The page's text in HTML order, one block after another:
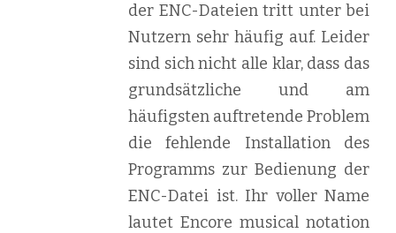
der ENC-Dateien tritt unter bei
Nutzern sehr häufig auf. Leider
sind sich nicht alle klar, dass das
grundsätzliche und am
häufigsten auftretende Problem
die fehlende Installation des
Programms zur Bedienung der
ENC-Datei ist. Ihr voller Name
lautet Encore musical notation